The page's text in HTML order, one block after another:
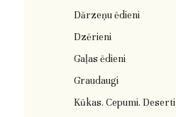
Dārzeņu ēdieni
Dzērieni
Gaļas ēdieni
Graudaugi
Kūkas. Cepumi. Deserti